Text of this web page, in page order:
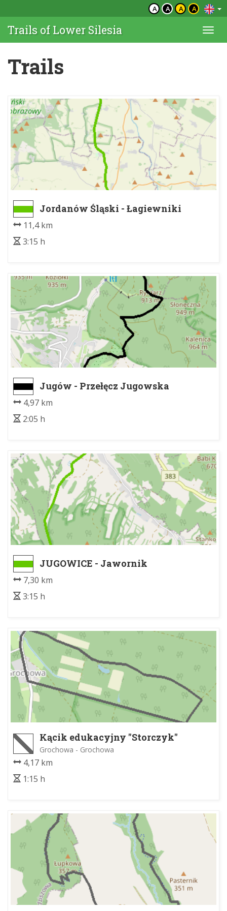
A A A A
Trails of Lower Silesia
Trails
Jordanów Śląski - Łagiewniki
11,4 km
3:15 h
Jugów - Przełęcz Jugowska
4,97 km
2:05 h
JUGOWICE - Jawornik
7,30 km
3:15 h
Kącik edukacyjny "Storczyk"
Grochowa - Grochowa
4,17 km
1:15 h